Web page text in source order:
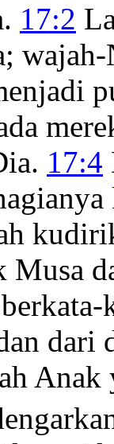
17:2
17:4
Musa
dari
Anak